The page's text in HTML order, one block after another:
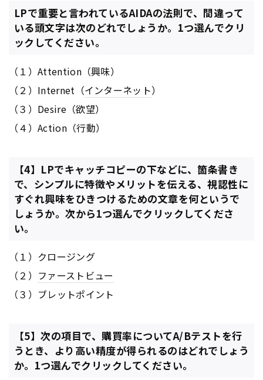
LPで重要と言われているAIDAの法則で、間違って
いる頭文字は次のどれでしょうか。1つ選んでクリ
ックしてください。
（１）Attention（興味）
（２）Internet（インターネット）
（３）Desire（欲望）
（４）Action（行動）
【4】LPでキャッチコピーの下などに、箇条書き
で、シンプルに特徴やメリットを伝える、視認性に
すぐれ興味をひきつけるための文章を何というで
しょうか。次から1つ選んでクリックしてくださ
い。
（１）クロージング
（２） ファーストビュー
（３）ブレットポイント
【5】次の項目で、購買率についてA/Bテストを行
うとき、より高い精度が得られるのはどれでしょう
か。1つ選んでクリックしてください。